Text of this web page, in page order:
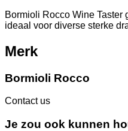
Bormioli Rocco Wine Taster
ideaal voor diverse sterke
Merk
Bormioli Rocco
Contact us
Je zou ook kunnen